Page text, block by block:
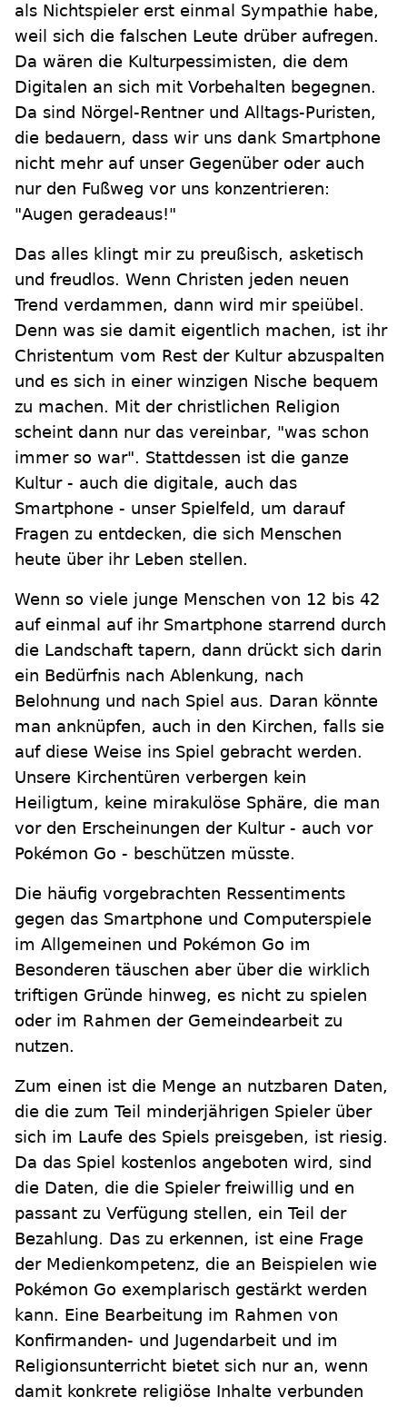
als Nichtspieler erst einmal Sympathie habe,
weil sich die falschen Leute drüber aufregen.
Da wären die Kulturpessimisten, die dem
Digitalen an sich mit Vorbehalten begegnen.
Da sind Nörgel-Rentner und Alltags-Puristen,
die bedauern, dass wir uns dank Smartphone
nicht mehr auf unser Gegenüber oder auch
nur den Fußweg vor uns konzentrieren:
"Augen geradeaus!"
Das alles klingt mir zu preußisch, asketisch
und freudlos. Wenn Christen jeden neuen
Trend verdammen, dann wird mir speiübel.
Denn was sie damit eigentlich machen, ist ihr
Christentum vom Rest der Kultur abzuspalten
und es sich in einer winzigen Nische bequem
zu machen. Mit der christlichen Religion
scheint dann nur das vereinbar, "was schon
immer so war". Stattdessen ist die ganze
Kultur - auch die digitale, auch das
Smartphone - unser Spielfeld, um darauf
Fragen zu entdecken, die sich Menschen
heute über ihr Leben stellen.
Wenn so viele junge Menschen von 12 bis 42
auf einmal auf ihr Smartphone starrend durch
die Landschaft tapern, dann drückt sich darin
ein Bedürfnis nach Ablenkung, nach
Belohnung und nach Spiel aus. Daran könnte
man anknüpfen, auch in den Kirchen, falls sie
auf diese Weise ins Spiel gebracht werden.
Unsere Kirchentüren verbergen kein
Heiligtum, keine mirakulöse Sphäre, die man
vor den Erscheinungen der Kultur - auch vor
Pokémon Go - beschützen müsste.
Die häufig vorgebrachten Ressentiments
gegen das Smartphone und Computerspiele
im Allgemeinen und Pokémon Go im
Besonderen täuschen aber über die wirklich
triftigen Gründe hinweg, es nicht zu spielen
oder im Rahmen der Gemeindearbeit zu
nutzen.
Zum einen ist die Menge an nutzbaren Daten,
die die zum Teil minderjährigen Spieler über
sich im Laufe des Spiels preisgeben, ist riesig.
Da das Spiel kostenlos angeboten wird, sind
die Daten, die die Spieler freiwillig und en
passant zu Verfügung stellen, ein Teil der
Bezahlung. Das zu erkennen, ist eine Frage
der Medienkompetenz, die an Beispielen wie
Pokémon Go exemplarisch gestärkt werden
kann. Eine Bearbeitung im Rahmen von
Konfirmanden- und Jugendarbeit und im
Religionsunterricht bietet sich nur an, wenn
damit konkrete religiöse Inhalte verbunden